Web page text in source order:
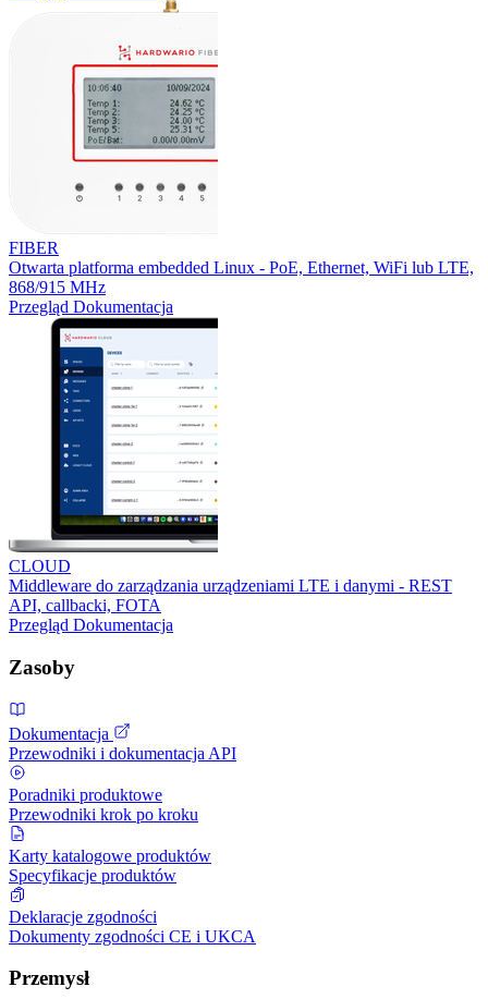
FIBER
Otwarta platforma embedded Linux - PoE, Ethernet, WiFi lub LTE,
868/915 MHz
Przegląd Dokumentacja
CLOUD
Middleware do zarządzania urządzeniami LTE i danymi - REST
API, callbacki, FOTA
Przegląd Dokumentacja
Zasoby
Dokumentacja
Przewodniki i dokumentacja API
Poradniki produktowe
Przewodniki krok po kroku
Karty katalogowe produktów
Specyfikacje produktów
Deklaracje zgodności
Dokumenty zgodności CE i UKCA
Przemysł